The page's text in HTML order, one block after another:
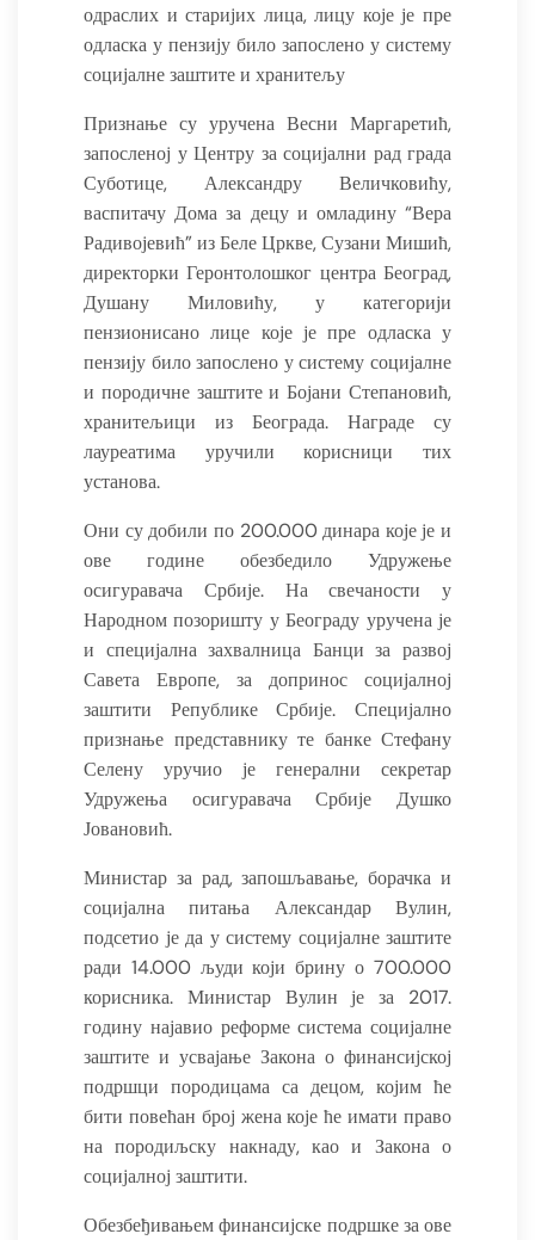
одраслих и старијих лица, лицу које је пре
одласка у пензију било запослено у систему
социјалне заштите и хранитељу
Признање су уручена Весни Маргаретић,
запосленој у Центру за социјални рад града
Суботице, Александру Величковићу,
васпитачу Дома за децу и омладину “Вера
Радивојевић” из Беле Цркве, Сузани Мишић,
директорки Геронтолошког центра Београд,
Душану Миловићу, у категорији
пензионисано лице које је пре одласка у
пензију било запослено у систему социјалне
и породичне заштите и Бојани Степановић,
хранитељици из Београда. Награде су
лауреатима уручили корисници тих
установа.
Они су добили по 200.000 динара које је и
ове године обезбедило Удружење
осигуравача Србије. На свечаности у
Народном позоришту у Београду уручена је
и специјална захвалница Банци за развој
Савета Европе, за допринос социјалној
заштити Републике Србије. Специјално
признање представнику те банке Стефану
Селену уручио је генерални секретар
Удружења осигуравача Србије Душко
Јовановић.
Министар за рад, запошљавање, борачка и
социјална питања Александар Вулин,
подсетио је да у систему социјалне заштите
ради 14.000 људи који брину о 700.000
корисника. Министар Вулин је за 2017.
годину најавио реформе система социјалне
заштите и усвајање Закона о финансијској
подршци породицама са децом, којим ће
бити повећан број жена које ће имати право
на породиљску накнаду, као и Закона о
социјалној заштити.
Обезбеђивањем финансијске подршке за ове